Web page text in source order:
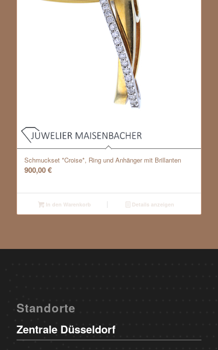
Schmuckset *Croise*, Ring und Anhänger mit Brillanten
900,00€
In den Warenkorb Details anzeigen
Standorte
Zentrale Düsseldorf